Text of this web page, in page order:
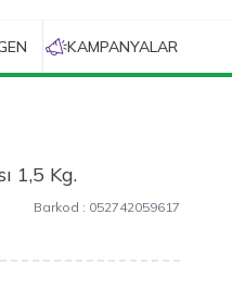
KAMPANYALAR
1,5 Kg.
Barkod : 052742059617